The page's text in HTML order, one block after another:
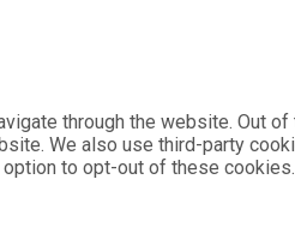
through the website. Out
We also use third-party
to opt-out of these